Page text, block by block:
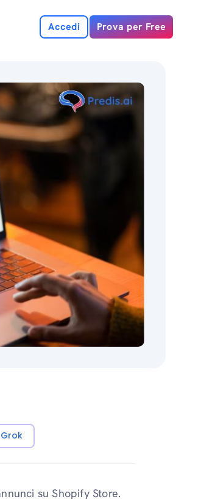
Accedi Prova per Free
Grok
su Shopify Store.